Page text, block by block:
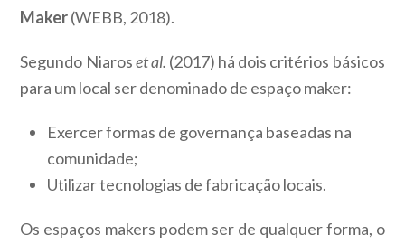
Maker(WEBB, 2018).
Segundo Niaroset al. (2017) há dois critérios básicos
para um local ser denominado de espaço maker:
Exercer formas de governança baseadas na
comunidade;
Utilizar tecnologias de fabricação locais.
Os espaços makers podem ser de qualquer forma, o